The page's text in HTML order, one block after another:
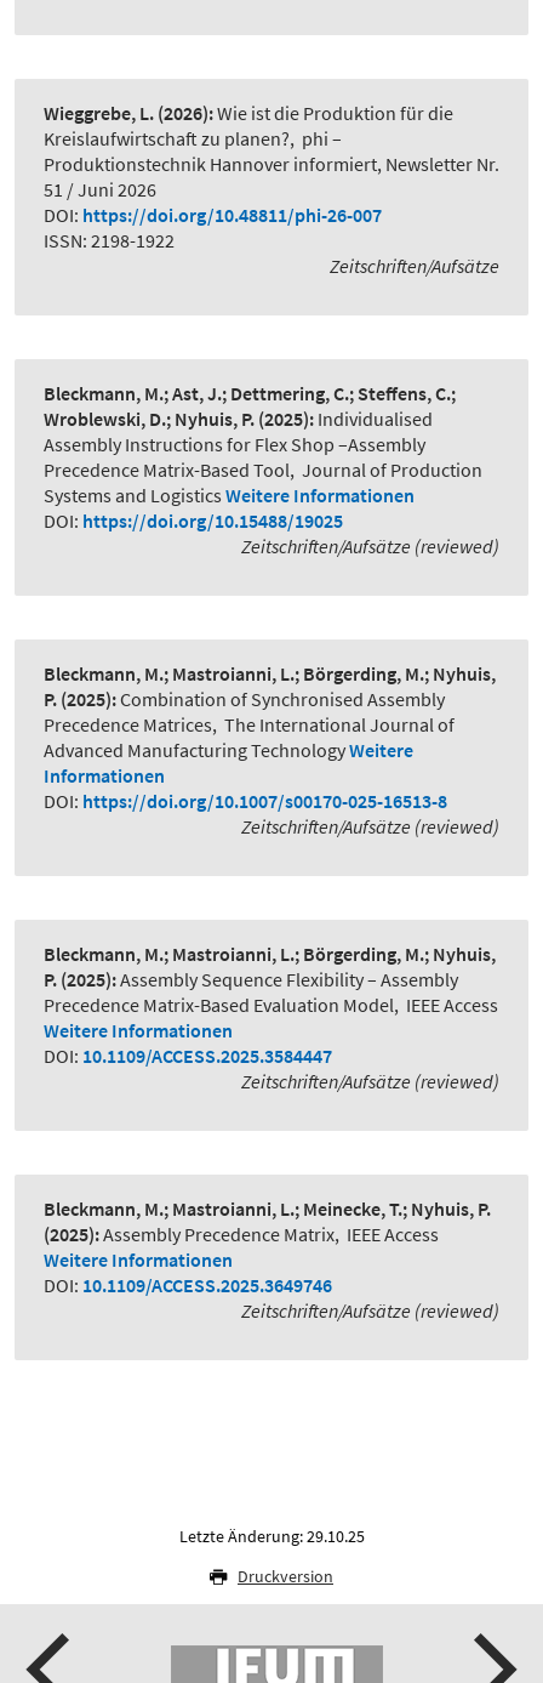
Wieggrebe, L. (2026):Wie ist die Produktion für die
Kreislaufwirtschaft zu planen?, phi –
Produktionstechnik Hannover informiert, Newsletter Nr.
51 / Juni 2026
DOI: https://doi.org/10.48811/phi-26-007
ISSN: 2198-1922
Zeitschriften/Aufsätze
Bleckmann, M.; Ast, J.; Dettmering, C.; Steffens, C.;
Wroblewski, D.; Nyhuis, P. (2025): Individualised
Assembly Instructions for Flex Shop –Assembly
Precedence Matrix-Based Tool, Journal of Production
Systems and Logistics Weitere Informationen
DOI: https://doi.org/10.15488/19025
Zeitschriften/Aufsätze (reviewed)
Bleckmann, M.; Mastroianni, L.; Börgerding, M.; Nyhuis,
P. (2025):Combination of Synchronised Assembly
Precedence Matrices, The International Journal of
Advanced Manufacturing TechnologyWeitere
Informationen
DOI: https://doi.org/10.1007/s00170-025-16513-8
Zeitschriften/Aufsätze (reviewed)
Bleckmann, M.; Mastroianni, L.; Börgerding, M.; Nyhuis,
P. (2025):Assembly Sequence Flexibility – Assembly
Precedence Matrix-Based Evaluation Model, IEEE Access
Weitere Informationen
DOI: 10.1109/ACCESS.2025.3584447
Zeitschriften/Aufsätze (reviewed)
Bleckmann, M.; Mastroianni, L.; Meinecke, T.; Nyhuis, P.
(2025):Assembly Precedence Matrix, IEEE Access
Weitere Informationen
DOI: 10.1109/ACCESS.2025.3649746
Zeitschriften/Aufsätze (reviewed)
Letzte Änderung: 29.10.25
Druckversion